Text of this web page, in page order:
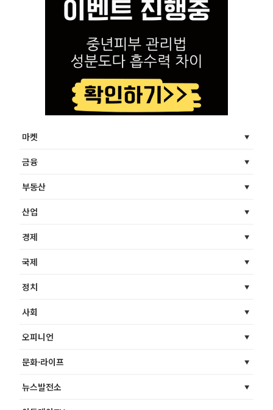
마켓
금융
부동산
산업
경제
국제
정치
사회
오피니언
문화·라이프
뉴스발전소